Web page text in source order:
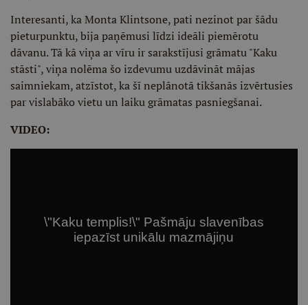
Interesanti, ka Monta Klintsone, pati nezinot par šādu
pieturpunktu, bija paņēmusi līdzi ideāli piemērotu
dāvanu. Tā kā viņa ar vīru ir sarakstījusi grāmatu "Kaku
stāsti", viņa nolēma šo izdevumu uzdāvināt mājas
saimniekam, atzīstot, ka šī neplānotā tikšanās izvērtusies
par vislabāko vietu un laiku grāmatas pasniegšanai.
VIDEO: